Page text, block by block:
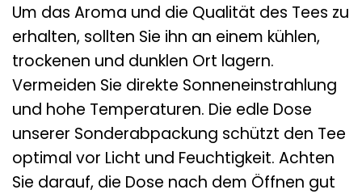
Um das Aroma und die Qualität des Tees zu
erhalten, sollten Sie ihn an einem kühlen,
trockenen und dunklen Ort lagern.
Vermeiden Sie direkte Sonneneinstrahlung
und hohe Temperaturen. Die edle Dose
unserer Sonderabpackung schützt den Tee
optimal vor Licht und Feuchtigkeit. Achten
Sie darauf, die Dose nach dem Öffnen gut